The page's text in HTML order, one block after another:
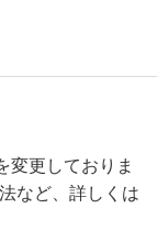
変更しておりま
など、詳しくは